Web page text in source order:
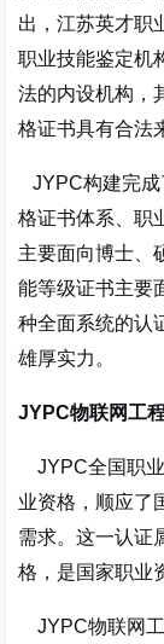
出，江苏英才职
职业技能鉴定机
法的内设机构，
格证书具有合法
JYPC构建完成
格证书体系、职
主要面向博士、
能等级证书主要
种全面系统的认
雄厚实力。
JYPC物联网工
JYPC全国职业
业资格，顺应了
需求。这一认证
格，是国家职业
JYPC物联网工